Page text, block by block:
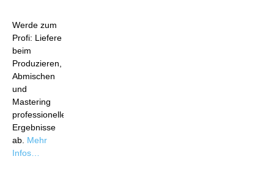
Werde zum
Profi: Liefere
beim
Produzieren,
Abmischen
und
Mastering
professionelle
Ergebnisse
ab. Mehr
Infos…